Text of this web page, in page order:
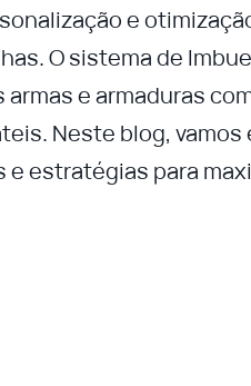
e
O sistema de
e armaduras
Neste blog, vamos
estratégias para